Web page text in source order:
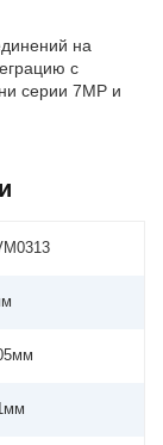
на
с
серии 7MP и